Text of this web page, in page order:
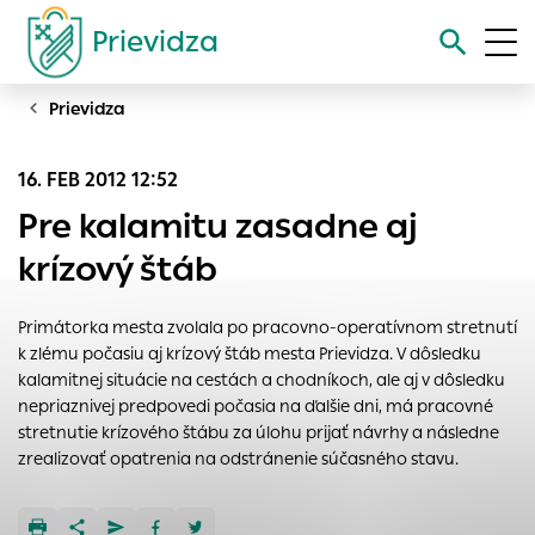
Prievidza
Vyhľadávanie
Prievidza
16. FEB 2012 12:52
Pre kalamitu zasadne aj
krízový štáb
Primátorka mesta zvolala po pracovno-operatívnom stretnutí
k zlému počasiu aj krízový štáb mesta Prievidza. V dôsledku
kalamitnej situácie na cestách a chodníkoch, ale aj v dôsledku
nepriaznivej predpovedi počasia na ďalšie dni, má pracovné
stretnutie krízového štábu za úlohu prijať návrhy a následne
zrealizovať opatrenia na odstránenie súčasného stavu.
Nastavenie cookies
Cookies sú malé súbory, do ktorých webové stránky môžu
ukladať informácie o vašej aktivite a preferenciách.
zapamätoval Vaše prihlásenie alebo aby sa uložila Vaša
voľba v tomto okne.
Vyberte úroveň cookies, ktorú chcete povoliť
Technické cookies
Technické súbory cookie sú pre prevádzku nevyhnutné a
umožňujú základné funkcie, ako je navigácia na stránke a